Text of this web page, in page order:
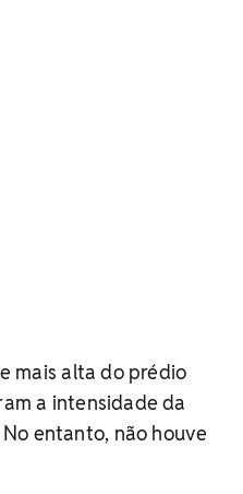
mais alta do prédio
a intensidade da
entanto, não houve